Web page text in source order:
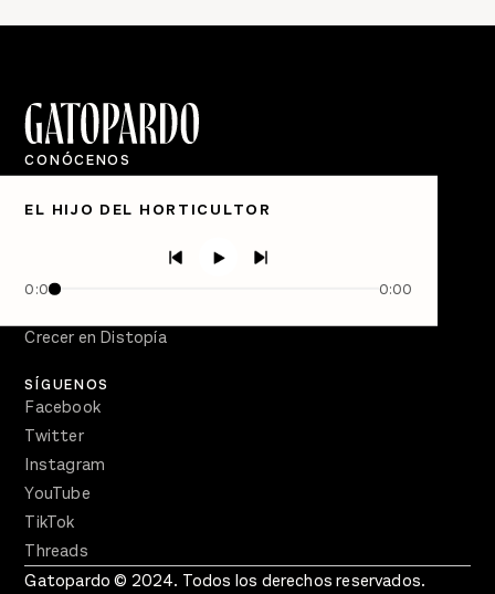
EL HIJO DEL HORTICULTOR
0:00 0:00
CONÓCENOS
Quiénes Somos
Directorio
Semanario Gatopardo
Crecer en Distopía
SÍGUENOS
Facebook
Twitter
Instagram
YouTube
TikTok
Threads
Gatopardo © 2024. Todos los derechos reservados.